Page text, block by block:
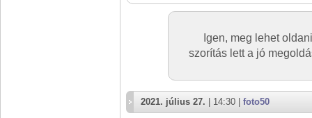
Igen, meg lehet
szorítás lett a jó
2021. július 27. | 14:30 | foto50